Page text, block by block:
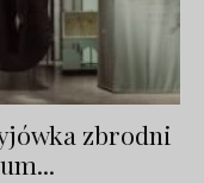
zbrodni